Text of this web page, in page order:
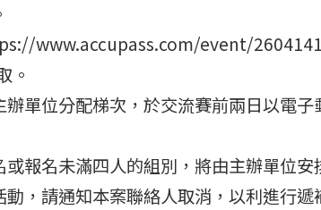
www.accupass.com/event/
。
單位分配梯次，於交流賽前兩日以電
報名未滿四人的組別，將由主辦單位安
，請通知本案聯絡人取消，以利進行遞